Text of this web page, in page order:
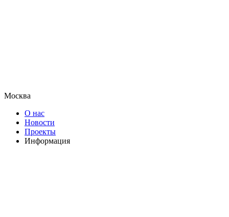
Москва
О нас
Новости
Проекты
Информация